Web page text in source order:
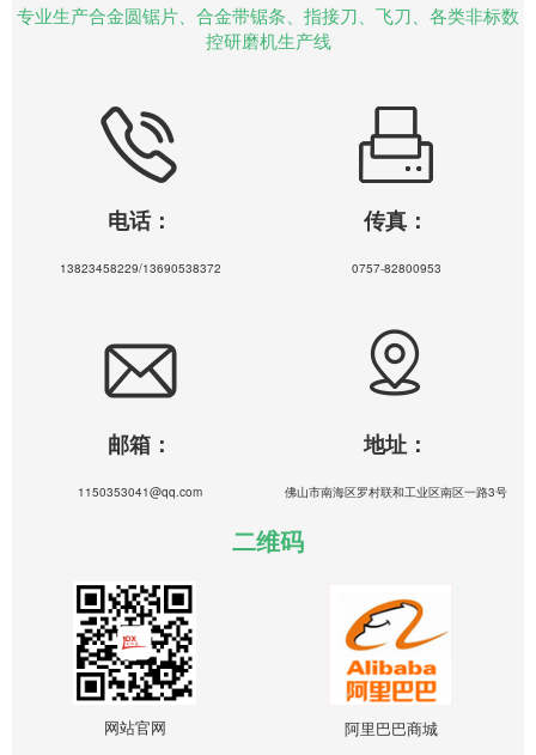
专业生产合金圆锯片、合金带锯条、指接刀、飞刀、各类非标数
控研磨机生产线
电话：
13823458229/13690538372
传真：
0757-82800953
邮箱：
1150353041@qq.com
地址：
佛山市南海区罗村联和工业区南区一路3号
二维码
网站官网 阿里巴巴商城